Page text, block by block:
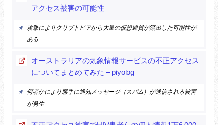
アクセス被害の可能性
攻撃によりクリプトピアから大量の仮想通貨が流出した可能性が
ある
オーストラリアの気象情報サービスの不正アクセス
についてまとめてみた – piyolog
何者かにより勝手に通知メッセージ（スパム）が送信される被害
が発生